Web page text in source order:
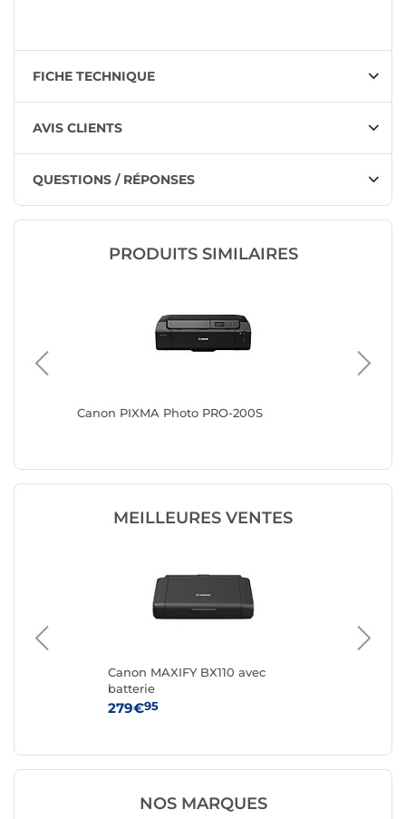
FICHE TECHNIQUE
AVIS CLIENTS
QUESTIONS / RÉPONSES
PRODUITS SIMILAIRES
Canon PIXMA Photo PRO-200S
MEILLEURES VENTES
Canon MAXIFY BX110 avec
batterie
279€95
NOS MARQUES